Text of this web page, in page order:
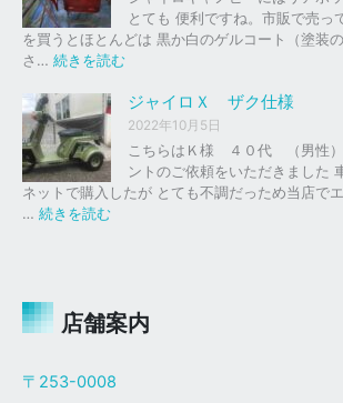
を
は
ま
し
た
。
ッ
ド
キ
ャ
ノ
ピ
ー
ザ
ク
仕
様
とても 便利ですね。市販で売っ
を買うとほとんどは 黒か白のゲルコート（塗装
さ… 続きを読む
ア
ボ
ッ
ク
ス
ジャイロＸ ザク仕様
2022年10月5日
こちらはＫ様 ４０代 （男性）
ントのご依頼をいただきました
ネットで購入したが とても不調だっため当店で
… 続きを読む
Ｘ
ク
店舗案内
〒253-0008